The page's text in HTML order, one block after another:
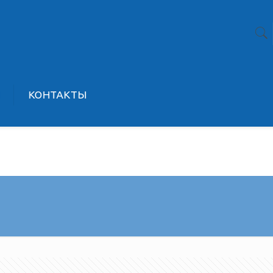
КОНТАКТЫ